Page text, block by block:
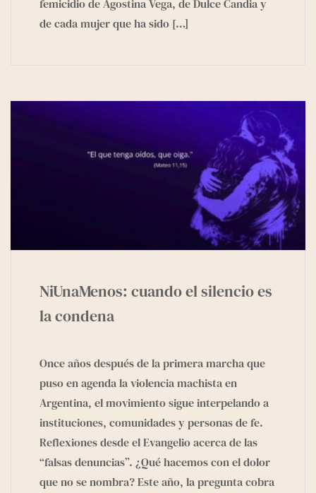
femicidio de Agostina Vega, de Dulce Candia y
de cada mujer que ha sido […]
NiUnaMenos: cuando el silencio es
la condena
Once años después de la primera marcha que
puso en agenda la violencia machista en
Argentina, el movimiento sigue interpelando a
instituciones, comunidades y personas de fe.
Reflexiones desde el Evangelio acerca de las
“falsas denuncias”. ¿Qué hacemos con el dolor
que no se nombra? Este año, la pregunta cobra